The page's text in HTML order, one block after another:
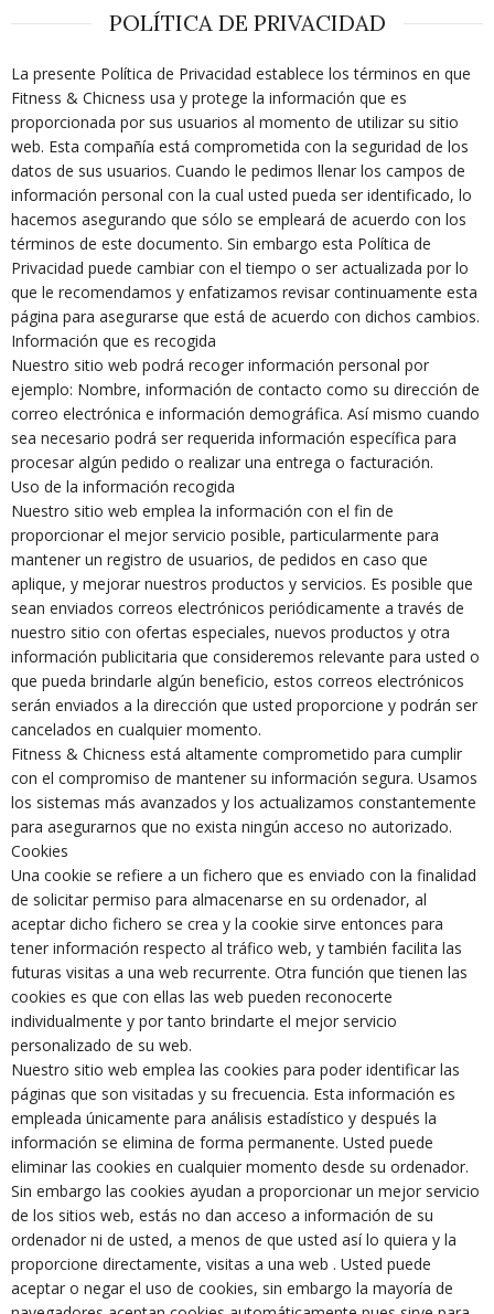
POLÍTICA DE PRIVACIDAD
La presente Política de Privacidad establece los términos en que
Fitness & Chicness usa y protege la información que es
proporcionada por sus usuarios al momento de utilizar su sitio
web. Esta compañía está comprometida con la seguridad de los
datos de sus usuarios. Cuando le pedimos llenar los campos de
información personal con la cual usted pueda ser identificado, lo
hacemos asegurando que sólo se empleará de acuerdo con los
términos de este documento. Sin embargo esta Política de
Privacidad puede cambiar con el tiempo o ser actualizada por lo
que le recomendamos y enfatizamos revisar continuamente esta
página para asegurarse que está de acuerdo con dichos cambios.
Información que es recogida
Nuestro sitio web podrá recoger información personal por
ejemplo: Nombre, información de contacto como su dirección de
correo electrónica e información demográfica. Así mismo cuando
sea necesario podrá ser requerida información específica para
procesar algún pedido o realizar una entrega o facturación.
Uso de la información recogida
Nuestro sitio web emplea la información con el fin de
proporcionar el mejor servicio posible, particularmente para
mantener un registro de usuarios, de pedidos en caso que
aplique, y mejorar nuestros productos y servicios. Es posible que
sean enviados correos electrónicos periódicamente a través de
nuestro sitio con ofertas especiales, nuevos productos y otra
información publicitaria que consideremos relevante para usted o
que pueda brindarle algún beneficio, estos correos electrónicos
serán enviados a la dirección que usted proporcione y podrán ser
cancelados en cualquier momento.
Fitness & Chicness está altamente comprometido para cumplir
con el compromiso de mantener su información segura. Usamos
los sistemas más avanzados y los actualizamos constantemente
para asegurarnos que no exista ningún acceso no autorizado.
Cookies
Una cookie se refiere a un fichero que es enviado con la finalidad
de solicitar permiso para almacenarse en su ordenador, al
aceptar dicho fichero se crea y la cookie sirve entonces para
tener información respecto al tráfico web, y también facilita las
futuras visitas a una web recurrente. Otra función que tienen las
cookies es que con ellas las web pueden reconocerte
individualmente y por tanto brindarte el mejor servicio
personalizado de su web.
Nuestro sitio web emplea las cookies para poder identificar las
páginas que son visitadas y su frecuencia. Esta información es
empleada únicamente para análisis estadístico y después la
información se elimina de forma permanente. Usted puede
eliminar las cookies en cualquier momento desde su ordenador.
Sin embargo las cookies ayudan a proporcionar un mejor servicio
de los sitios web, estás no dan acceso a información de su
ordenador ni de usted, a menos de que usted así lo quiera y la
proporcione directamente, visitas a una web . Usted puede
aceptar o negar el uso de cookies, sin embargo la mayoría de